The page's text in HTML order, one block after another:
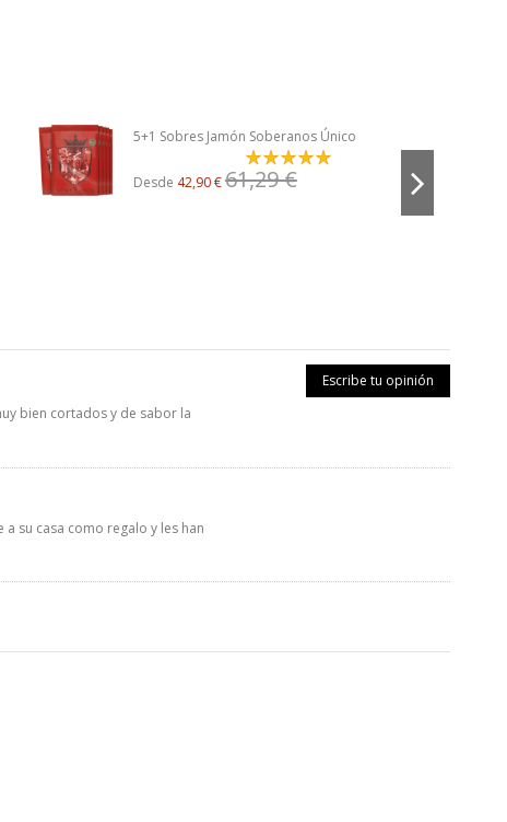
5+1 Sobres Jamón Soberanos Único
Desde42,90 €61,29 €
Escribe tu opinión
bien cortados y de sabor la
su casa como regalo y les han